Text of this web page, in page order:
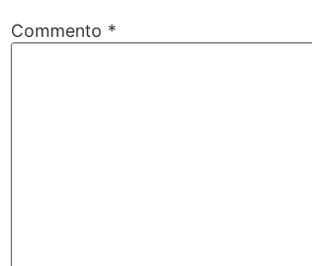
Commento *